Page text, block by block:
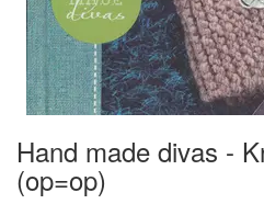
Hand made divas -
(op=op)